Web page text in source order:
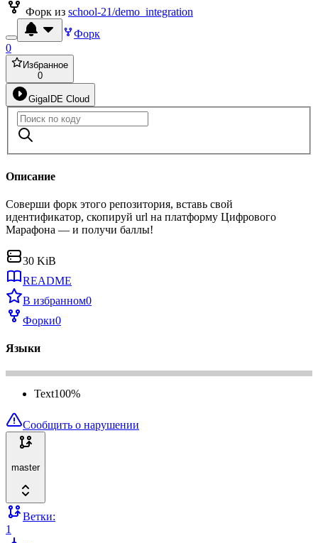
Форк из school-21/demo_integration
Форк
0
Избранное
0
GigaIDE Cloud
Описание
Соверши форк этого репозитория, вставь свой
идентификатор, скопируй url на платформу Цифрового
Марафона — и получи баллы!
30 KiB
README
В избранном0
Форки0
Языки
Text100%
Сообщить о нарушении
master
Ветки:
1